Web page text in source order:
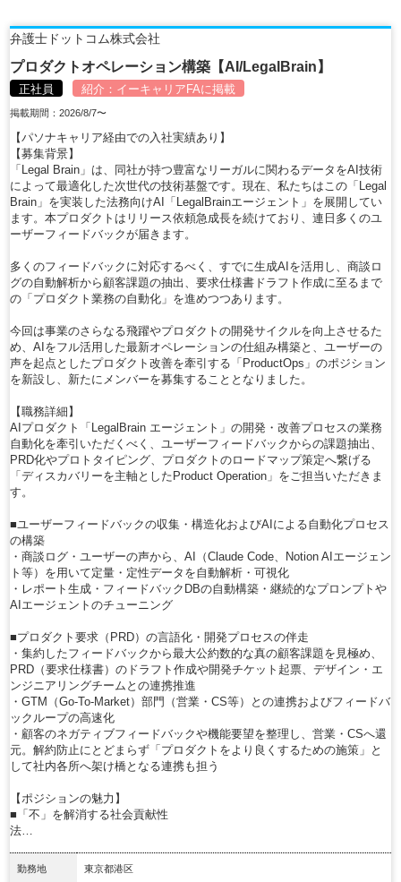
弁護士ドットコム株式会社
プロダクトオペレーション構築【AI/LegalBrain】
正社員 紹介： イーキャリアFAに掲載
掲載期間：2026/8/7〜
【パソナキャリア経由での入社実績あり】
【募集背景】
「Legal Brain」は、同社が持つ豊富なリーガルに関わるデータをAI技術
によって最適化した次世代の技術基盤です。現在、私たちはこの「Legal
Brain」を実装した法務向けAI「LegalBrainエージェント」を展開してい
ます。本プロダクトはリリース依頼急成長を続けており、連日多くのユ
ーザーフィードバックが届きます。
多くのフィードバックに対応するべく、すでに生成AIを活用し、商談ロ
グの自動解析から顧客課題の抽出、要求仕様書ドラフト作成に至るまで
の「プロダクト業務の自動化」を進めつつあります。
今回は事業のさらなる飛躍やプロダクトの開発サイクルを向上させるた
め、AIをフル活用した最新オペレーションの仕組み構築と、ユーザーの
声を起点としたプロダクト改善を牽引する「ProductOps」のポジション
を新設し、新たにメンバーを募集することとなりました。
【職務詳細】
AIプロダクト「LegalBrain エージェント」の開発・改善プロセスの業務
自動化を牽引いただくべく、ユーザーフィードバックからの課題抽出、
PRD化やプロトタイピング、プロダクトのロードマップ策定へ繋げる
「ディスカバリーを主軸としたProduct Operation」をご担当いただきま
す。
■ユーザーフィードバックの収集・構造化およびAIによる自動化プロセス
の構築
・商談ログ・ユーザーの声から、AI（Claude Code、Notion AIエージェン
ト等）を用いて定量・定性データを自動解析・可視化
・レポート生成・フィードバックDBの自動構築・継続的なプロンプトや
AIエージェントのチューニング
■プロダクト要求（PRD）の言語化・開発プロセスの伴走
・集約したフィードバックから最大公約数的な真の顧客課題を見極め、
PRD（要求仕様書）のドラフト作成や開発チケット起票、デザイン・エ
ンジニアリングチームとの連携推進
・GTM（Go-To-Market）部門（営業・CS等）との連携およびフィードバ
ックループの高速化
・顧客のネガティブフィードバックや機能要望を整理し、営業・CSへ還
元。解約防止にとどまらず「プロダクトをより良くするための施策」と
して社内各所へ架け橋となる連携も担う
【ポジションの魅力】
■「不」を解消する社会貢献性
法…
勤務地 東京都港区